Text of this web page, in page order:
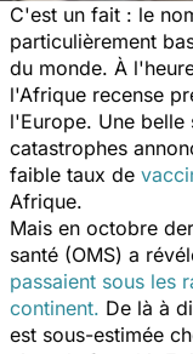
C'est un fait : le
particulièrement
du monde. À
l'Afrique recense
l'Europe. Une belle
catastrophes
faible taux de
Afrique.
Mais en octobre
santé (OMS) a
passaient sous les
continent. De là à
est sous-estimée